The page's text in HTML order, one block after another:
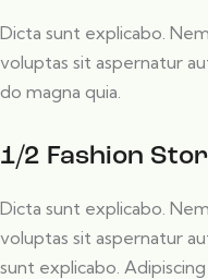
Dicta sunt explicabo.
voluptas sit aspernatur
do magna quia.
1/2 Fashion
Dicta sunt explicabo.
voluptas sit aspernatur
sunt explicabo.